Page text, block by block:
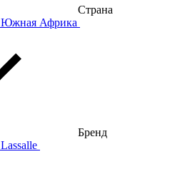
Страна
Южная Африка
Бренд
Lassalle